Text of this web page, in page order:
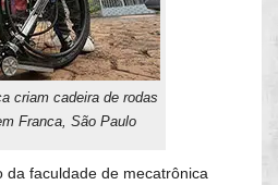
criam cadeira de rodas
Franca, São Paulo
da faculdade de mecatrônica